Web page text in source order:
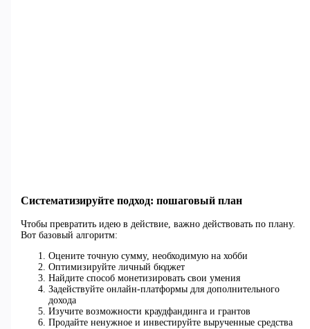
Систематизируйте подход: пошаговый план
Чтобы превратить идею в действие, важно действовать по плану.
Вот базовый алгоритм:
Оцените точную сумму, необходимую на хобби
Оптимизируйте личный бюджет
Найдите способ монетизировать свои умения
Задействуйте онлайн-платформы для дополнительного
дохода
Изучите возможности краудфандинга и грантов
Продайте ненужное и инвестируйте вырученные средства